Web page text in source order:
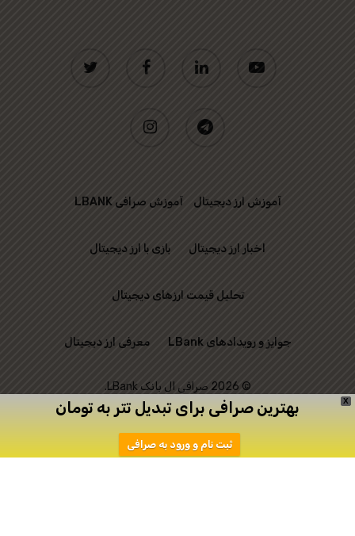
facebook linkedin
instagram telegram
آموزش ارز دیجیتال آموزش صرافی LBANK
اخبار ارز دیجیتال بازی با ارز دیجیتال
تحلیل قیمت ارزهای دیجیتال
جوایز و رویدادهای LBank معرفی ارز دیجیتال
© 2026 صرافی ال بانک LBank.
این وب‌ سایت رسمی
صرافی LBank نیست و
X بهترین صرافی برای تبدیل تتر به تومان
ثبت نام و ورود به صرافی